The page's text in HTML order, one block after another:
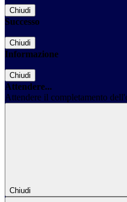
Chiudi
Successo
Chiudi
Informazione
Chiudi
Attendere...
Attendere il completamento
Chiudi